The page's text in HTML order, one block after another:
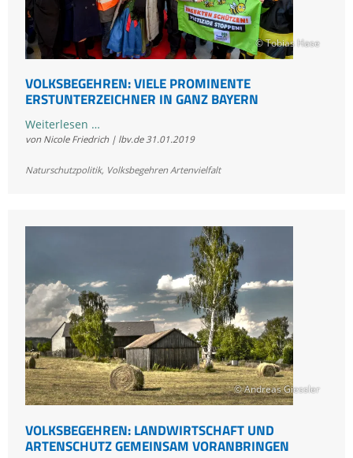
© Tobias Hase
VOLKSBEGEHREN: VIELE PROMINENTE
ERSTUNTERZEICHNER IN GANZ BAYERN
Weiterlesen …Volksbegehren:
Viele
Erstunterzeichner
von Nicole Friedrich | lbv.de31.01.2019
Naturschutzpolitik, Volksbegehren Artenvielfalt
© Andreas Giessler
VOLKSBEGEHREN: LANDWIRTSCHAFT UND
ARTENSCHUTZ GEMEINSAM VORANBRINGEN